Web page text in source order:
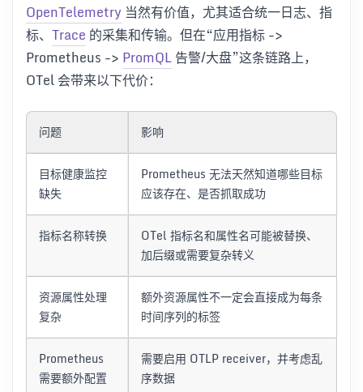
OpenTelemetry 当然有价值，尤其适合统一日志、指
标、 Trace 的采集和传输。但在“应用指标 ->
Prometheus -> PromQL告警/大盘”这条链路上，
OTel 会带来以下代价：
问题 影响
目标健康监控
缺失
Prometheus 无法天然知道哪些目标
应该存在、是否抓取成功
指标名称转换
OTel 指标名和属性名可能被替换、
加后缀或需要复杂转义
资源属性处理
复杂
额外资源属性不一定会直接成为每条
时间序列的标签
Prometheus
需要额外配置
需要启用 OTLP receiver，并考虑乱
序数据